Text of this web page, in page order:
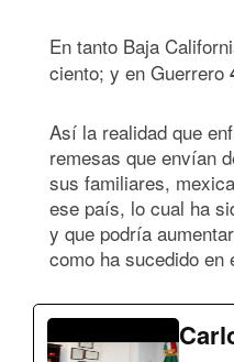
En tanto Baja
ciento; y en Guerrero
Así la realidad que
remesas que envían
sus familiares,
ese país, lo cual ha
y que podría
como ha sucedido en